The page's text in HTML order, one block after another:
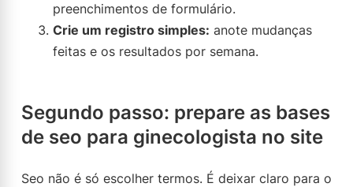
preenchimentos de formulário.
Crie um registro simples: anote mudanças
feitas e os resultados por semana.
Segundo passo: prepare as bases
de seo para ginecologista no site
Seo não é só escolher termos. É deixar claro para o